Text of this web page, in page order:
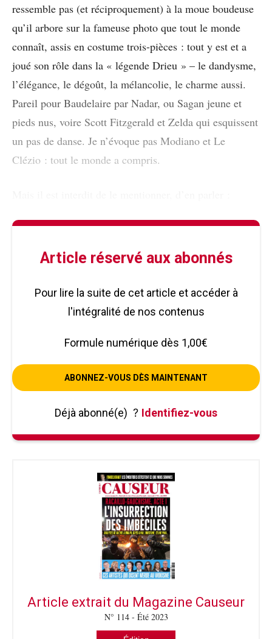
ressemble pas (et réciproquement) à la moue boudeuse
qu’il arbore sur la fameuse photo que tout le monde
connaît, assis en costume trois-pièces : tout y est et a
joué son rôle dans la « légende Drieu » – le dandysme,
l’élégance, le dégoût, la mélancolie, le charme aussi.
Pareil pour Baudelaire par Nadar, ou Sagan jeune et
pieds nus, voire Scott Fitzgerald et Zelda qui esquissent
un pas de danse. Je n’évoque pas Modiano et Le
Clézio : tout le monde a compris.
Article réservé aux abonnés
Pour lire la suite de cet article et accéder à
l'intégralité de nos contenus
Formule numérique dès 1,00€
ABONNEZ-VOUS DÈS MAINTENANT
Déjà abonné(e) ? Identifiez-vous
Article extrait du Magazine Causeur
N° 114 - Été 2023